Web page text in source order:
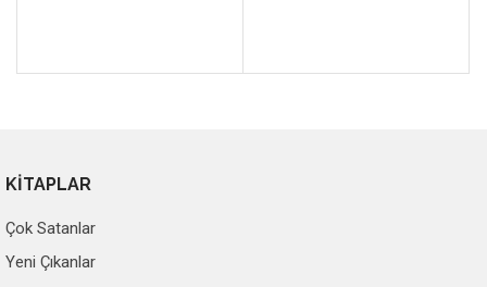
KİTAPLAR
Çok Satanlar
Yeni Çıkanlar